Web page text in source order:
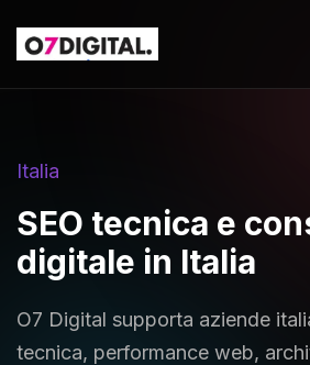
Italia
SEO tecnica e
digitale in Italia
O7 Digital supporta aziende
tecnica, performance web,